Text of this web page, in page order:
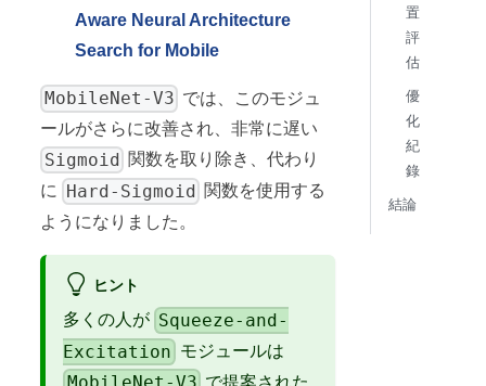
Aware Neural Architecture
Search for Mobile
MobileNet-V3 では、このモジュ
ールがさらに改善され、非常に遅い
Sigmoid
関数を取り除き、代わり
に
Hard-Sigmoid 関数を使用する
ようになりました。
ヒント
多くの人が Squeeze-and-
Excitation モジュールは
で提案された
置
評
估
優
化
紀
錄
結論